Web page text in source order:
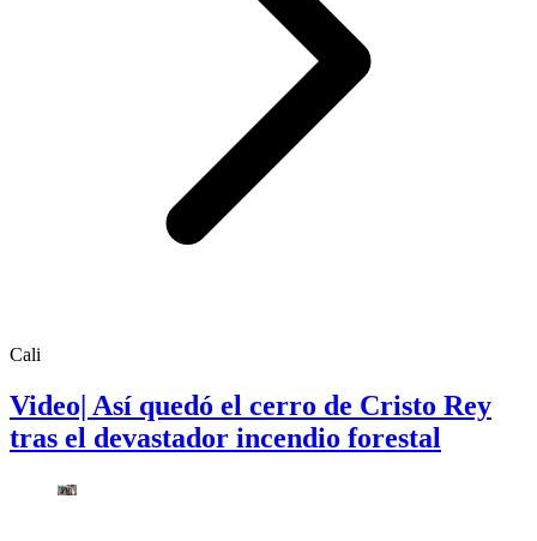
Cali
Video| Así quedó el cerro de Cristo Rey
tras el devastador incendio forestal